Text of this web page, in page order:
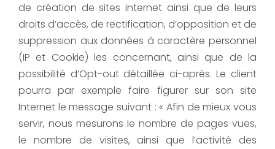
de création de sites internet ainsi que de leurs
droits d’accès, de rectification, d’opposition et de
suppression aux données à caractère personnel
(IP et Cookie) les concernant, ainsi que de la
possibilité d’Opt-out détaillée ci-après. Le client
pourra par exemple faire figurer sur son site
Internet le message suivant : « Afin de mieux vous
servir, nous mesurons le nombre de pages vues,
le nombre de visites, ainsi que l’activité des